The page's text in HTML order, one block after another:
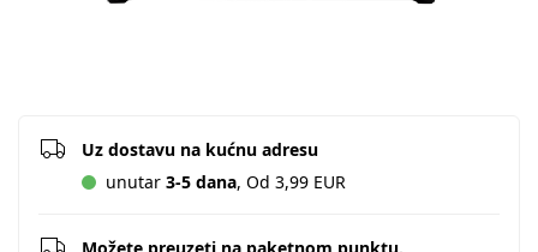
Uz dostavu na kućnu adresu
unutar 3-5 dana, Od 3,99 EUR